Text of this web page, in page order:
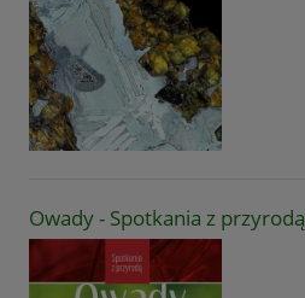
Owady - Spotkania z przyrodą